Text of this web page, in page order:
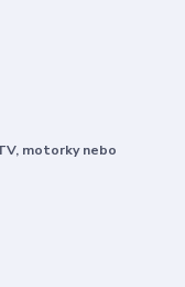
motorky nebo